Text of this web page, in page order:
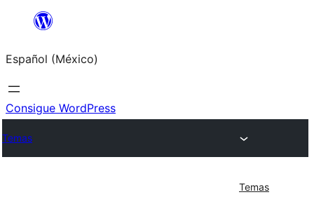
Saltar
contenido
Español (México)
Consigue WordPress
Temas
Temas